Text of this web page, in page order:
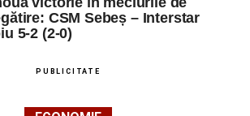
CSM Sebeș – Interstar
5-2 (2-0)
PUBLICITATE